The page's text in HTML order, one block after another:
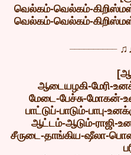
வெல்கம்-வெல்கம்-
வெல்கம்-வெல்கம்-
ஆடையழகி-மேரி-
மேடை-பேச்சு-மோகன்-
பாட்டுப்-பாடும்-பாபு-
ஆட்டம்-ஆடும்-ராஜி-
சீருடை-தாங்கிய-ஷீலா-